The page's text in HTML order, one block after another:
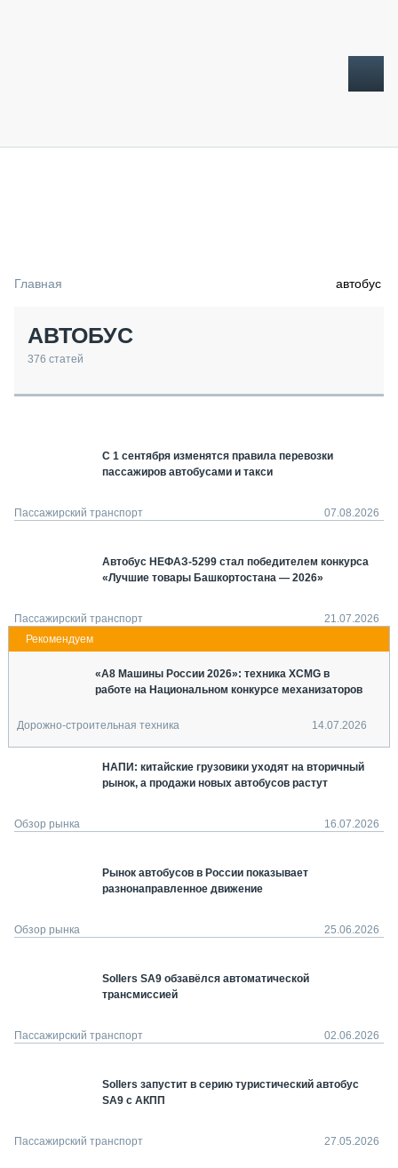
ТЕХНИКА КРУПНЫМ ПЛАНОМ
ИСПЫТАТЕЛИ
МЕРОПРИЯТИЯ
О ПРОЕКТЕ
Главная автобус
АВТОБУС
376 статей
С 1 сентября изменятся правила перевозки
пассажиров автобусами и такси
Пассажирский транспорт 07.08.2026
Автобус НЕФАЗ-5299 стал победителем конкурса
«Лучшие товары Башкортостана — 2026»
Пассажирский транспорт 21.07.2026
«А8 Машины России 2026»: техника XCMG в
работе на Национальном конкурсе механизаторов
Дорожно-строительная техника 14.07.2026
НАПИ: китайские грузовики уходят на вторичный
рынок, а продажи новых автобусов растут
Обзор рынка 16.07.2026
Рынок автобусов в России показывает
разнонаправленное движение
Обзор рынка 25.06.2026
Sollers SA9 обзавёлся автоматической
трансмиссией
Пассажирский транспорт 02.06.2026
Sollers запустит в серию туристический автобус
SA9 с АКПП
Пассажирский транспорт 27.05.2026